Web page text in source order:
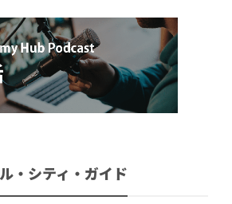
・シティ・ガイド